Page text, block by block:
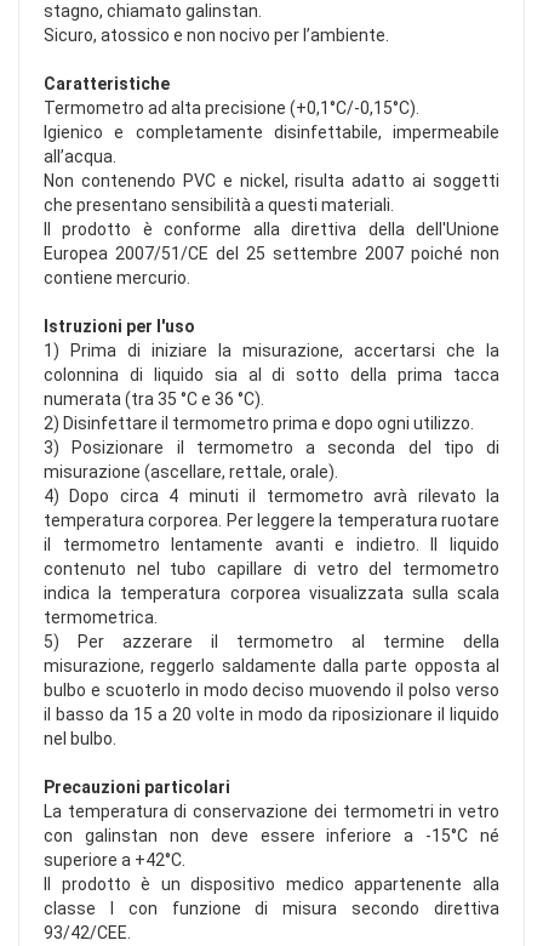
stagno, chiamato galinstan.
Sicuro, atossico e non nocivo per l’ambiente.
Caratteristiche
Termometro ad alta precisione (+0,1°C/-0,15°C).
Igienico e completamente disinfettabile, impermeabile
all’acqua.
Non contenendo PVC e nickel, risulta adatto ai soggetti
che presentano sensibilità a questi materiali.
Il prodotto è conforme alla direttiva della dell'Unione
Europea 2007/51/CE del 25 settembre 2007 poiché non
contiene mercurio.
Istruzioni per l'uso
1) Prima di iniziare la misurazione, accertarsi che la
colonnina di liquido sia al di sotto della prima tacca
numerata (tra 35 °C e 36 °C).
2) Disinfettare il termometro prima e dopo ogni utilizzo.
3) Posizionare il termometro a seconda del tipo di
misurazione (ascellare, rettale, orale).
4) Dopo circa 4 minuti il termometro avrà rilevato la
temperatura corporea. Per leggere la temperatura ruotare
il termometro lentamente avanti e indietro. Il liquido
contenuto nel tubo capillare di vetro del termometro
indica la temperatura corporea visualizzata sulla scala
termometrica.
5) Per azzerare il termometro al termine della
misurazione, reggerlo saldamente dalla parte opposta al
bulbo e scuoterlo in modo deciso muovendo il polso verso
il basso da 15 a 20 volte in modo da riposizionare il liquido
nel bulbo.
Precauzioni particolari
La temperatura di conservazione dei termometri in vetro
con galinstan non deve essere inferiore a -15°C né
superiore a +42°C.
Il prodotto è un dispositivo medico appartenente alla
classe I con funzione di misura secondo direttiva
93/42/CEE.